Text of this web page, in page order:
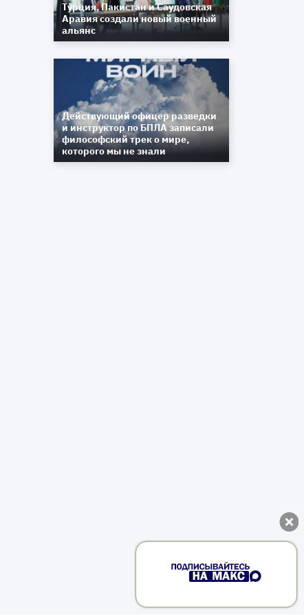
Турция, Пакистан и Саудовская
Аравия создали новый военный
альянс
Действующий офицер разведки
и инструктор по БПЛА записали
философский трек о мире,
которого мы не знали